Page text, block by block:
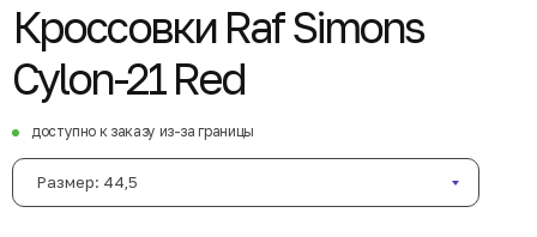
Кроссовки Raf Simons
Cylon-21 Red
доступно к заказу из-за границы
Размер: 44,5